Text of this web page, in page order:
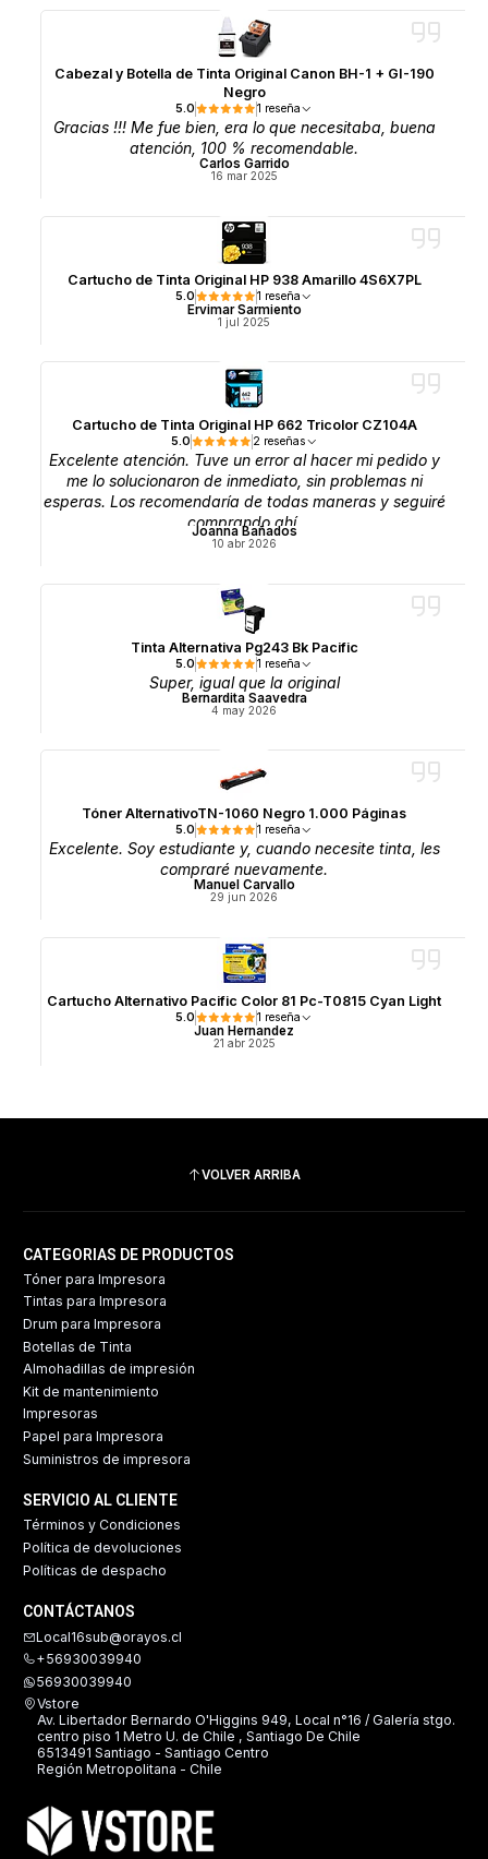
Cabezal y Botella de Tinta Original Canon BH-1 + GI-190
Negro
5.0 1 reseña
Gracias !!! Me fue bien, era lo que necesitaba, buena
atención, 100 % recomendable.
Carlos Garrido
16 mar 2025
Cartucho de Tinta Original HP 938 Amarillo 4S6X7PL
5.0 1 reseña
Ervimar Sarmiento
1 jul 2025
Cartucho de Tinta Original HP 662 Tricolor CZ104A
5.0 2 reseñas
Excelente atención. Tuve un error al hacer mi pedido y
me lo solucionaron de inmediato, sin problemas ni
esperas. Los recomendaría de todas maneras y seguiré
comprando ahí.
Joanna Bañados
10 abr 2026
Tinta Alternativa Pg243 Bk Pacific
5.0 1 reseña
Super, igual que la original
Bernardita Saavedra
4 may 2026
Tóner AlternativoTN-1060 Negro 1.000 Páginas
5.0 1 reseña
Excelente. Soy estudiante y, cuando necesite tinta, les
compraré nuevamente.
Manuel Carvallo
29 jun 2026
Cartucho Alternativo Pacific Color 81 Pc-T0815 Cyan Light
5.0 1 reseña
Juan Hernandez
21 abr 2025
VOLVER ARRIBA
CATEGORIAS DE PRODUCTOS
Tóner para Impresora
Tintas para Impresora
Drum para Impresora
Botellas de Tinta
Almohadillas de impresión
Kit de mantenimiento
Impresoras
Papel para Impresora
Suministros de impresora
SERVICIO AL CLIENTE
Términos y Condiciones
Política de devoluciones
Políticas de despacho
CONTÁCTANOS
Local16sub@orayos.cl
+56930039940
56930039940
Vstore
Av. Libertador Bernardo O'Higgins 949, Local n°16 / Galería stgo.
centro piso 1 Metro U. de Chile , Santiago De Chile
6513491 Santiago - Santiago Centro
Región Metropolitana - Chile